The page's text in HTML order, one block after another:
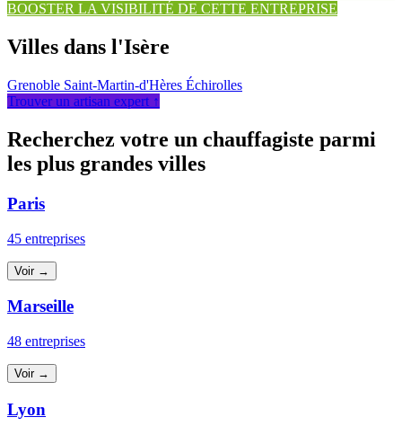
BOOSTER LA VISIBILITÉ DE CETTE ENTREPRISE
Villes dans l'Isère
Grenoble Saint-Martin-d'Hères Échirolles
Trouver un artisan expert ↑
Recherchez votre un chauffagiste parmi
les plus grandes villes
Paris
45 entreprises
Voir →
Marseille
48 entreprises
Voir →
Lyon